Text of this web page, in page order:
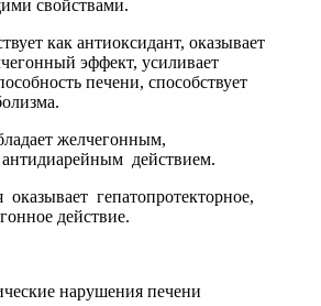
свойствами.
как антиоксидант, оказывает
эффект, усиливает
печени, способствует
желчегонным,
действием.
оказывает гепатопротекторное,
действие.
нарушения печени